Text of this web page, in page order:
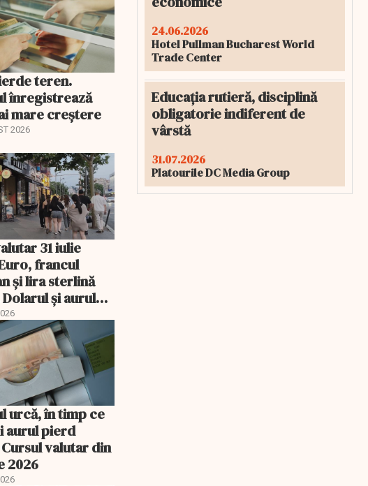
teren.
înregistrează
mare creștere
2026
31 iulie
francul
și lira sterlină
și aurul
urcă, în timp ce
aurul pierd
valutar din
2026
24.06.2026
Hotel Pullman Bucharest World
Trade Center
Educația rutieră, disciplină
obligatorie indiferent de
vârstă
31.07.2026
Platourile DC Media Group